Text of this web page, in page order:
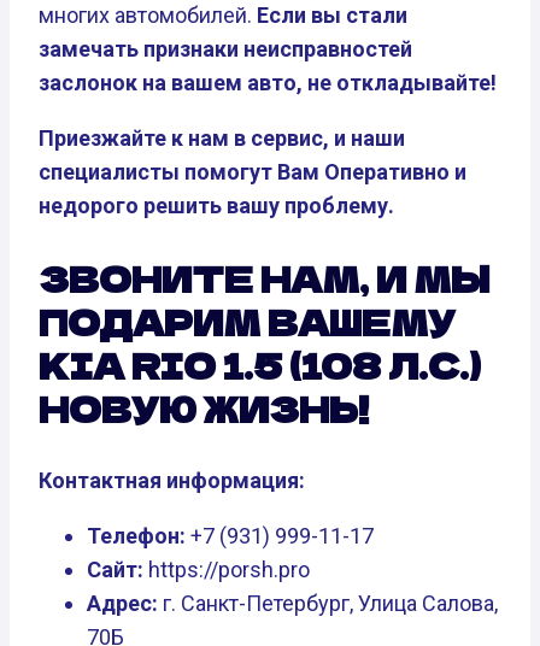
многих автомобилей. Если вы стали
замечать признаки неисправностей
заслонок на вашем авто, не откладывайте!
Приезжайте к нам в сервис, и наши
специалисты помогут Вам Оперативно и
недорого решить вашу проблему.
ЗВОНИТЕ НАМ, И МЫ
ПОДАРИМ ВАШЕМУ
KIA RIO 1.5 (108 Л.С.)
НОВУЮ ЖИЗНЬ!
Контактная информация:
Телефон: +7 (931) 999-11-17
Сайт: https://porsh.pro
Адрес: г. Санкт-Петербург, Улица Салова,
70Б